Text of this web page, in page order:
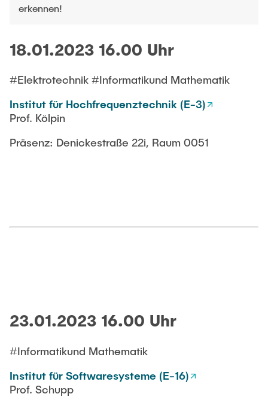
erkennen!
18.01.2023 16.00 Uhr
#Elektrotechnik #Informatikund Mathematik
Institut für Hochfrequenztechnik (E-3)
Prof. Kölpin
Präsenz: Denickestraße 22i, Raum 0051
23.01.2023 16.00 Uhr
#Informatikund Mathematik
Institut für Softwaresysteme (E-16)
Prof. Schupp